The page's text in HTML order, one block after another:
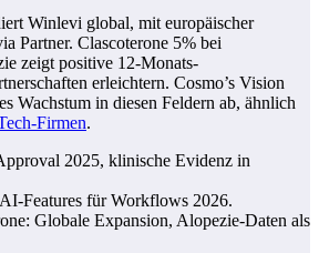
Winlevi global, mit europäischer
Partner. Clascoterone 5% bei
zeigt positive 12-Monats-
erleichtern. Cosmo’s Vision
Wachstum in diesen Feldern ab, ähnlich
Firmen.
2025, klinische Evidenz in
Features für Workflows 2026.
Globale Expansion, Alopezie-Daten als